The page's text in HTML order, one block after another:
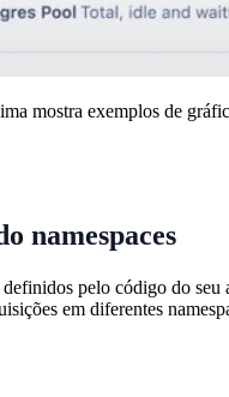
mostra exemplos de
namespaces
definidos pelo código do
em diferentes